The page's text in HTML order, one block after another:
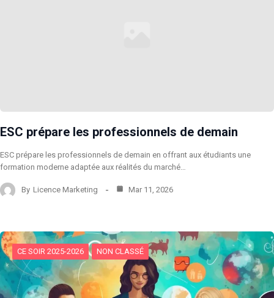
ESC prépare les professionnels de demain
ESC prépare les professionnels de demain en offrant aux étudiants une
formation moderne adaptée aux réalités du marché…
By Licence Marketing Mar 11, 2026
CE SOIR 2025-2026 NON CLASSÉ